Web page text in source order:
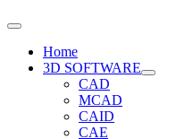
Home
3D SOFTWARE
CAD
MCAD
CAID
CAE